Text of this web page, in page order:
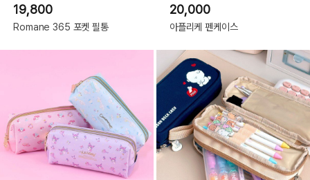
19,800
Romane 365 포켓 필통
20,000
아플리케 펜케이스